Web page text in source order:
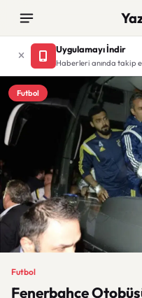
Uygulamayı İndir
Haberleri anında takip
Futbol
Futbol
Fenerbahçe